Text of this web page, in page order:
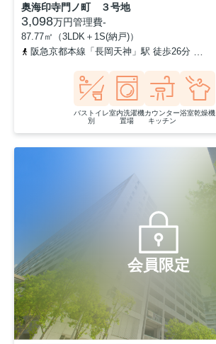
奥海印寺門ノ町 ３号地
3,098万円管理費-
87.77㎡（3LDK＋1S(納戸)）
阪急京都本線「長岡天神」駅 徒歩26分
バストイレ
別
室内洗濯機
置場
カウンター
キッチン
浴室乾燥機
会員限定